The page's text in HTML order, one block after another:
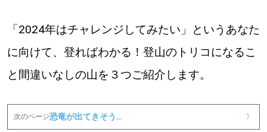
「2024年はチャレンジしてみたい」というあなた
に向けて、登ればわかる！登山のトリコになるこ
と間違いなしの山を３つご紹介します。
次のページ恐竜が出てきそう… 》